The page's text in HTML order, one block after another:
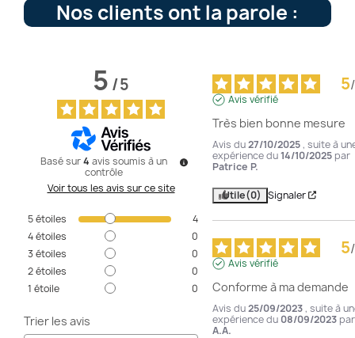
Nos clients ont la parole :
5/5
Basé sur4 avis soumis à un
contrôle
Voir tous les avis sur ce site
5étoiles
4
4étoiles
0
3 étoiles
0
2étoiles
0
1 étoile 0
Trier les avis
5/
Avis vérifié
Très bien bonne mesure
Avis du27/10/2025, suite à
expérience du14/10/2025 par
Patrice P.
Utile(0) Signaler
5/
Avis vérifié
Conforme à ma demande
Avis du25/09/2023, suite à
expérience du 08/09/2023 par
A.A.